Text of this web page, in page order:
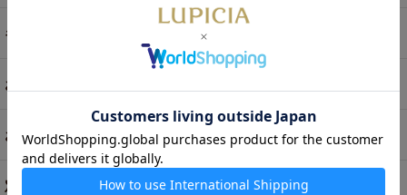
ギフト
お菓子・食品・飲料
お買い得商品
定期便